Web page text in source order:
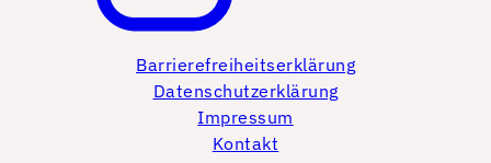
Barrierefreiheitserklärung
Datenschutzerklärung
Impressum
Kontakt